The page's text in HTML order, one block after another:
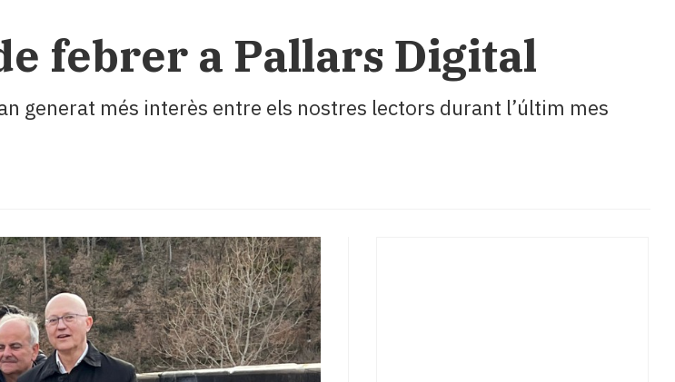
febrer a Pallars Digital
generat més interès entre els nostres lectors durant l’últim mes